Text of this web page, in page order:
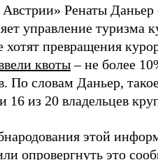
Австрии» Ренаты
управление туризма
хотят превращения
квоты– не более
По словам Даньер,
16 из 20 владельцев
этой
опровергнуть это